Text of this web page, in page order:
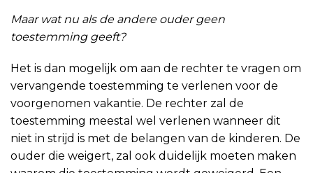
Maar wat nu als de andere ouder geen
toestemming geeft?
Het is dan mogelijk om aan de rechter te vragen om
vervangende toestemming te verlenen voor de
voorgenomen vakantie. De rechter zal de
toestemming meestal wel verlenen wanneer dit
niet in strijd is met de belangen van de kinderen. De
ouder die weigert, zal ook duidelijk moeten maken